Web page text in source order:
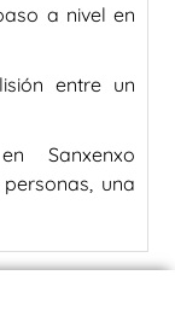
a nivel en
entre un
Sanxenxo
una